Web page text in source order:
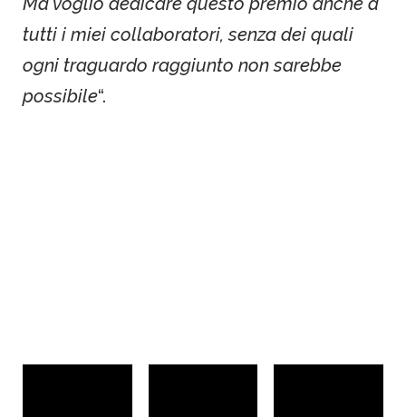
tutti i miei collaboratori, senza dei quali
ogni traguardo raggiunto non sarebbe
possibile“.